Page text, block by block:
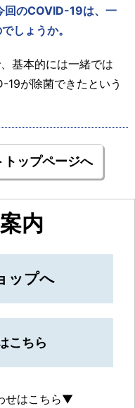
回のCOVID-19は、一
しょうか。
基本的には一緒では
19が除菌できたという
ップページへ
内
ップへ
こちら
せはこちら▼